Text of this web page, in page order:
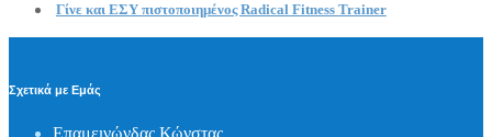
Γίνε και ΕΣΥ πιστοποιημένος Radical Fitness Trainer
Σχετικά με Εμάς